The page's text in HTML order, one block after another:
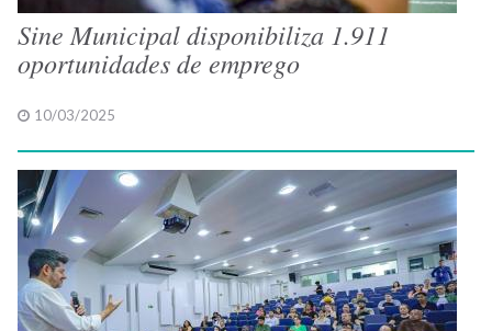
Sine Municipal disponibiliza 1.911
oportunidades de emprego
10/03/2025